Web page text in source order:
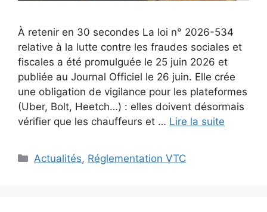
À retenir en 30 secondes La loi n° 2026-534
relative à la lutte contre les fraudes sociales et
fiscales a été promulguée le 25 juin 2026 et
publiée au Journal Officiel le 26 juin. Elle crée
une obligation de vigilance pour les plateformes
(Uber, Bolt, Heetch…) : elles doivent désormais
vérifier que les chauffeurs et … Lire la suite
Catégories
Actualités, Réglementation VTC